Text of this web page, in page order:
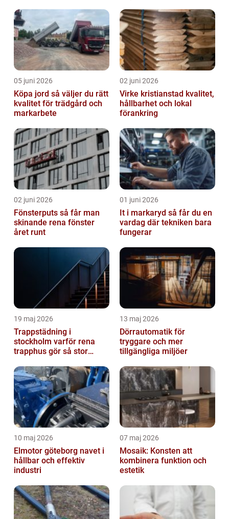
05 juni 2026
Köpa jord så väljer du rätt
kvalitet för trädgård och
markarbete
02 juni 2026
Virke kristianstad kvalitet,
hållbarhet och lokal
förankring
02 juni 2026
Fönsterputs så får man
skinande rena fönster
året runt
01 juni 2026
It i markaryd så får du en
vardag där tekniken bara
fungerar
19 maj 2026
Trappstädning i
stockholm varför rena
trapphus gör så stor
13 maj 2026
Dörrautomatik för
tryggare och mer
tillgängliga miljöer
10 maj 2026
Elmotor göteborg navet i
hållbar och effektiv
industri
07 maj 2026
Mosaik: Konsten att
kombinera funktion och
estetik